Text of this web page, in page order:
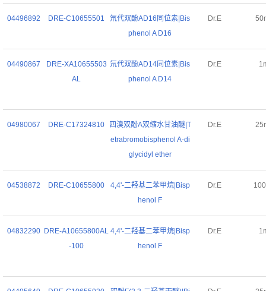
04496892 DRE-C10655501
氘代双酚AD16同位素|Bis
phenol A D16
Dr.E
04490867
DRE-XA10655503
AL
氘代双酚AD14同位素|Bis
phenol A D14
Dr.E
04980067 DRE-C17324810
四溴双酚A双缩水甘油醚|T
etrabromobisphenol A-di
glycidyl ether
Dr.E
04538872 DRE-C10655800
4,4'-二羟基二苯甲烷|Bisp
henol F
Dr.E
04832290
DRE-A10655800AL
-100
4,4'-二羟基二苯甲烷|Bisp
henol F
Dr.E